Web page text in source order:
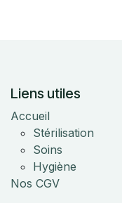
Liens utiles
Accueil
Stérilisation
Soins
Hygiène
Nos CGV